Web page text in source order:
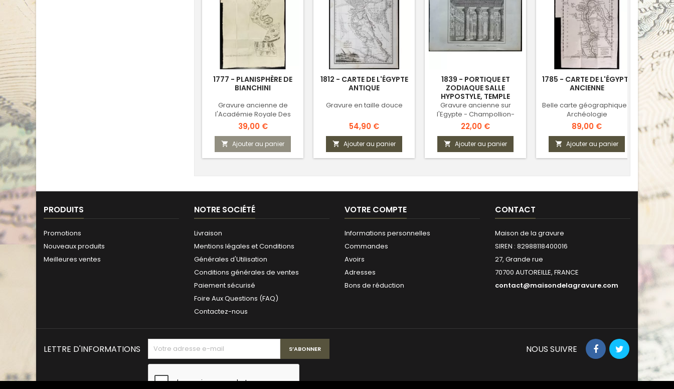
1777 - PLANISPHÈRE DE
BIANCHINI
Gravure ancienne de
l'Académie Royale Des
Sciences - Astrologie
égyptienne & grecque
Prix
39,00 €
 Ajouter au panier
1812 - CARTE DE L'ÉGYPTE
ANTIQUE
Gravure en taille douce
Prix
54,90 €
 Ajouter au panier
1839 - PORTIQUE ET
ZODIAQUE SALLE
HYPOSTYLE, TEMPLE
D'ESNA
Gravure ancienne sur
l'Egypte - Champollion-
Figeac
Prix
22,00 €
 Ajouter au panier
1785 - CARTE DE L'ÉGYPTE
ANCIENNE
Belle carte géographique -
Archéologie
Prix
89,00 €
 Ajouter au panier 
PRODUITS
Promotions
Nouveaux produits
Meilleures ventes
NOTRE SOCIÉTÉ
Livraison
Mentions légales et Conditions
Générales d'Utilisation
Conditions générales de ventes
Paiement sécurisé
Foire Aux Questions (FAQ)
Contactez-nous
VOTRE COMPTE
Informations personnelles
Commandes
Avoirs
Adresses
Bons de réduction
CONTACT
Maison de la gravure
SIREN : 82988118400016
27, Grande rue
70700 AUTOREILLE, FRANCE
contact@maisondelagravure.com
LETTRE D'INFORMATIONS NOUS SUIVRE